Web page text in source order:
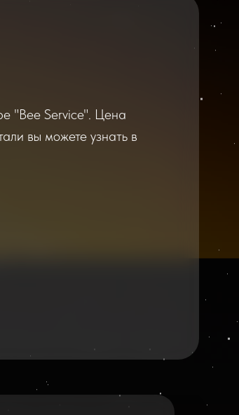
"Bee Service". Цена
вы можете узнать в